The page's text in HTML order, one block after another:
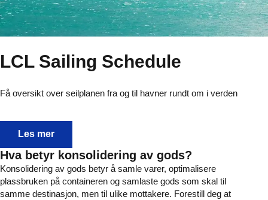
LCL Sailing Schedule
Få oversikt over seilplanen fra og til havner rundt om i verden
LCL Sailing Schedule
Les mer
Hva betyr konsolidering av gods?
Konsolidering av gods betyr å samle varer, optimalisere
plassbruken på containeren og samlaste gods som skal til
samme destinasjon, men til ulike mottakere. Forestill deg at